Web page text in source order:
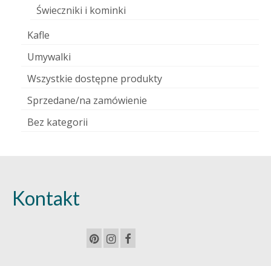
Świeczniki i kominki
Kafle
Umywalki
Wszystkie dostępne produkty
Sprzedane/na zamówienie
Bez kategorii
Kontakt